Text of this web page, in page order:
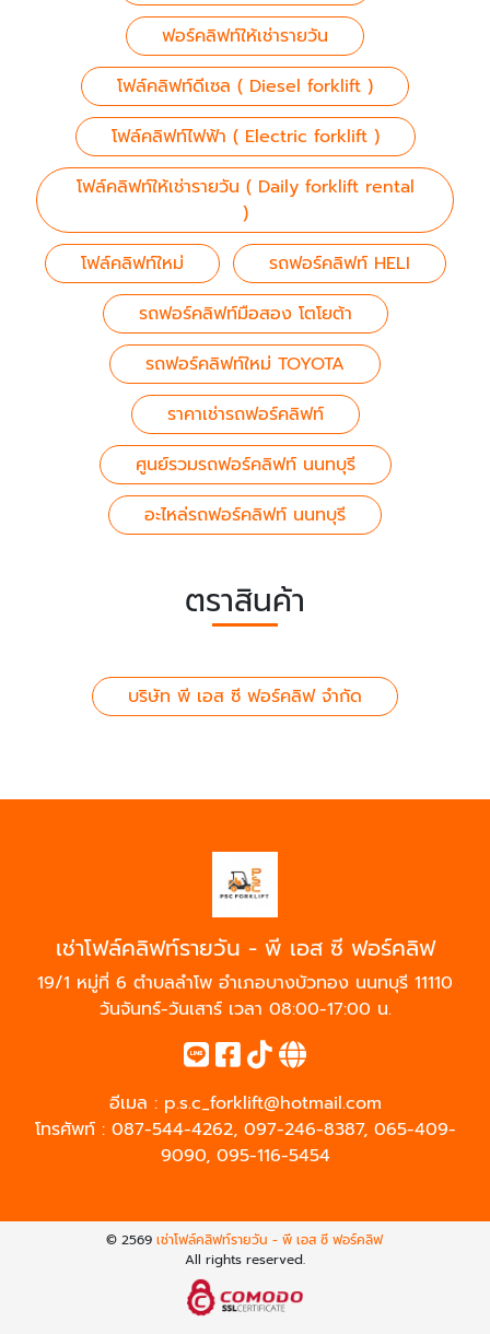
ฟอร์คลิฟท์ให้เช่ารายวัน
โฟล์คลิฟท์ดีเซล ( Diesel forklift )
โฟล์คลิฟท์ไฟฟ้า ( Electric forklift )
โฟล์คลิฟท์ให้เช่ารายวัน ( Daily forklift rental
)
โฟล์คลิฟท์ใหม่
รถฟอร์คลิฟท์ HELI
รถฟอร์คลิฟท์มือสอง โตโยต้า
รถฟอร์คลิฟท์ใหม่ TOYOTA
ราคาเช่ารถฟอร์คลิฟท์
ศูนย์รวมรถฟอร์คลิฟท์ นนทบุรี
อะไหล่รถฟอร์คลิฟท์ นนทบุรี
ตราสินค้า
บริษัท พี เอส ซี ฟอร์คลิฟ จำกัด
เช่าโฟล์คลิฟท์รายวัน - พี เอส ซี ฟอร์คลิฟ
19/1 หมู่ที่ 6 ตำบลลำโพ อำเภอบางบัวทอง นนทบุรี 11110
วันจันทร์-วันเสาร์ เวลา 08:00-17:00 น.
อีเมล : p.s.c_forklift@hotmail.com
โทรศัพท์ : 087-544-4262, 097-246-8387, 065-409-
9090, 095-116-5454
© 2569เช่าโฟล์คลิฟท์รายวัน - พี เอส ซี ฟอร์คลิฟ
All rights reserved.